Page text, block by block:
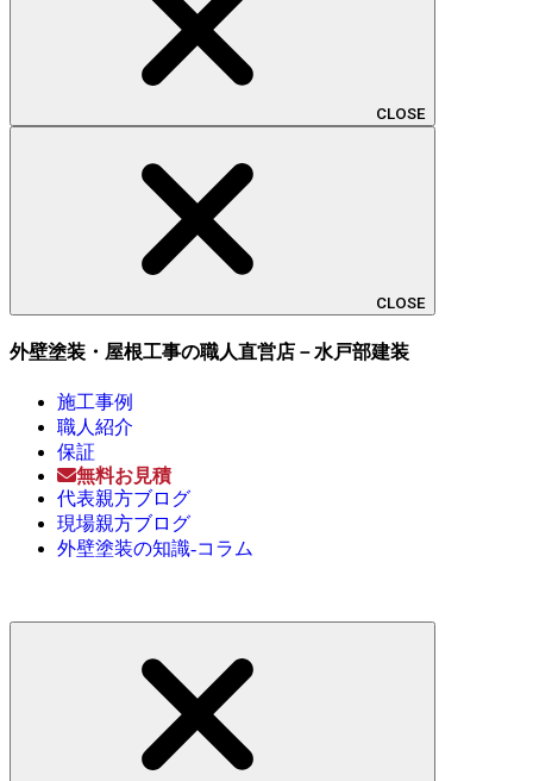
CLOSE
CLOSE
外壁塗装・屋根工事の職人直営店－水戸部建装
施工事例
職人紹介
保証
無料お見積
代表親方ブログ
現場親方ブログ
外壁塗装の知識-コラム